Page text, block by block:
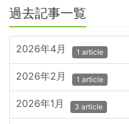
過去記事一覧
2026年4月 1 article
2026年2月 1 article
2026年1月 3 article